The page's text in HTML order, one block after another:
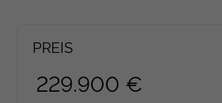
PREIS
229.900 €